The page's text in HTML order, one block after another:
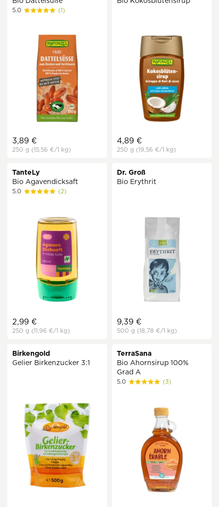
5.0 (1)
3,89 €
250 g (15,56 €/1 kg)
4,89 €
250 g (19,56 €/1 kg)
TanteLy
Bio Agavendicksaft
5.0 (2)
2,99 €
250 g (11,96 €/1 kg)
Dr. Groß
Bio Erythrit
9,39 €
500 g (18,78 €/1 kg)
Birkengold
Gelier Birkenzucker 3:1
TerraSana
Bio Ahornsirup 100%
Grad A
5.0 (3)